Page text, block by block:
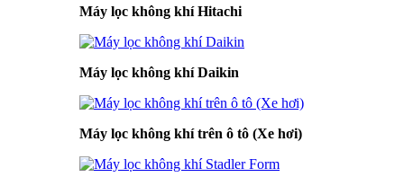
Máy lọc không khí Hitachi
Máy lọc không khí Daikin
Máy lọc không khí trên ô tô (Xe hơi)